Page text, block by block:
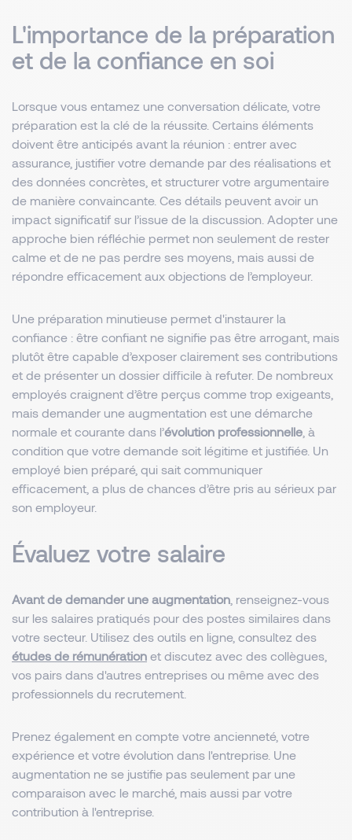
L'importance de la préparation
et de la confiance en soi
Lorsque vous entamez une conversation délicate, votre
préparation est la clé de la réussite. Certains éléments
doivent être anticipés avant la réunion : entrer avec
assurance, justifier votre demande par des réalisations et
des données concrètes, et structurer votre argumentaire
de manière convaincante. Ces détails peuvent avoir un
impact significatif sur l’issue de la discussion. Adopter une
approche bien réfléchie permet non seulement de rester
calme et de ne pas perdre ses moyens, mais aussi de
répondre efficacement aux objections de l’employeur.
Une préparation minutieuse permet d'instaurer la
confiance : être confiant ne signifie pas être arrogant, mais
plutôt être capable d’exposer clairement ses contributions
et de présenter un dossier difficile à refuter. De nombreux
employés craignent d’être perçus comme trop exigeants,
mais demander une augmentation est une démarche
normale et courante dans l’évolution professionnelle , à
condition que votre demande soit légitime et justifiée. Un
employé bien préparé, qui sait communiquer
efficacement, a plus de chances d’être pris au sérieux par
son employeur.
Évaluez votre salaire
Avant de demander une augmentation , renseignez-vous
sur les salaires pratiqués pour des postes similaires dans
votre secteur. Utilisez des outils en ligne, consultez des
études de rémunération et discutez avec des collègues,
vos pairs dans d'autres entreprises ou même avec des
professionnels du recrutement.
Prenez également en compte votre ancienneté, votre
expérience et votre évolution dans l'entreprise. Une
augmentation ne se justifie pas seulement par une
comparaison avec le marché, mais aussi par votre
contribution à l'entreprise.